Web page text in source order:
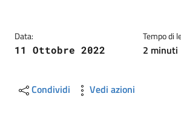
Data:
11 Ottobre 2022
Tempo di
2 minuti
Condividi Vedi azioni